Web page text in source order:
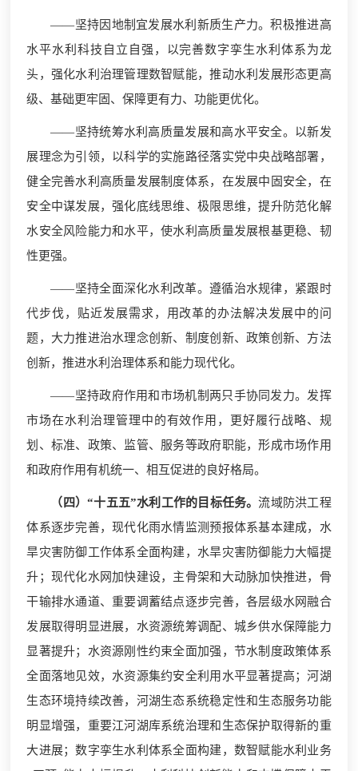
——坚持因地制宜发展水利新质生产力。积极推进高
水平水利科技自立自强，以完善数字孪生水利体系为龙
头，强化水利治理管理数智赋能，推动水利发展形态更高
级、基础更牢固、保障更有力、功能更优化。
——坚持统筹水利高质量发展和高水平安全。以新发
展理念为引领，以科学的实施路径落实党中央战略部署，
健全完善水利高质量发展制度体系，在发展中固安全，在
安全中谋发展，强化底线思维、极限思维，提升防范化解
水安全风险能力和水平，使水利高质量发展根基更稳、韧
性更强。
——坚持全面深化水利改革。遵循治水规律，紧跟时
代步伐，贴近发展需求，用改革的办法解决发展中的问
题，大力推进治水理念创新、制度创新、政策创新、方法
创新，推进水利治理体系和能力现代化。
——坚持政府作用和市场机制两只手协同发力。发挥
市场在水利治理管理中的有效作用，更好履行战略、规
划、标准、政策、监管、服务等政府职能，形成市场作用
和政府作用有机统一、相互促进的良好格局。
（四）“十五五”水利工作的目标任务。流域防洪工程
体系逐步完善，现代化雨水情监测预报体系基本建成，水
旱灾害防御工作体系全面构建，水旱灾害防御能力大幅提
升；现代化水网加快建设，主骨架和大动脉加快推进，骨
干输排水通道、重要调蓄结点逐步完善，各层级水网融合
发展取得明显进展，水资源统筹调配、城乡供水保障能力
显著提升；水资源刚性约束全面加强，节水制度政策体系
全面落地见效，水资源集约安全利用水平显著提高；河湖
生态环境持续改善，河湖生态系统稳定性和生态服务功能
明显增强，重要江河湖库系统治理和生态保护取得新的重
大进展；数字孪生水利体系全面构建，数智赋能水利业务